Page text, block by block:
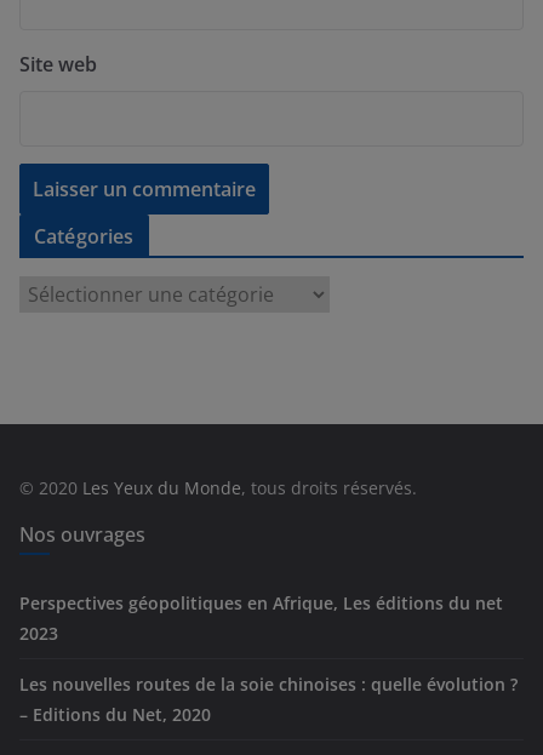
Site web
Catégories
e
s
© 2020 Les Yeux du Monde, tous droits réservés.
Nos ouvrages
Perspectives géopolitiques en Afrique, Les éditions du net
2023
Les nouvelles routes de la soie chinoises : quelle évolution ?
– Editions du Net, 2020